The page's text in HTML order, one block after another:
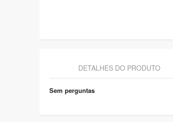
DETALHES DO PRODUTO
Sem perguntas